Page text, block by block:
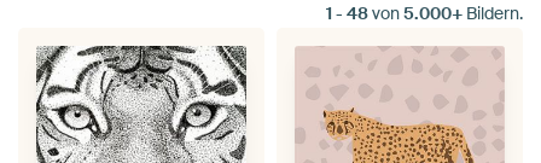
1 - 48von5.000+ Bildern.